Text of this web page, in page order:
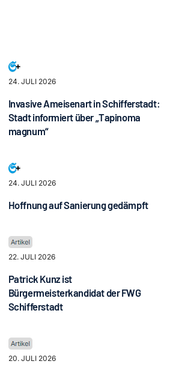
24. JULI 2026
Invasive Ameisenart in Schifferstadt:
Stadt informiert über „Tapinoma
magnum“
24. JULI 2026
Hoffnung auf Sanierung gedämpft
22. JULI 2026
Patrick Kunz ist
Bürgermeisterkandidat der FWG
Schifferstadt
20. JULI 2026